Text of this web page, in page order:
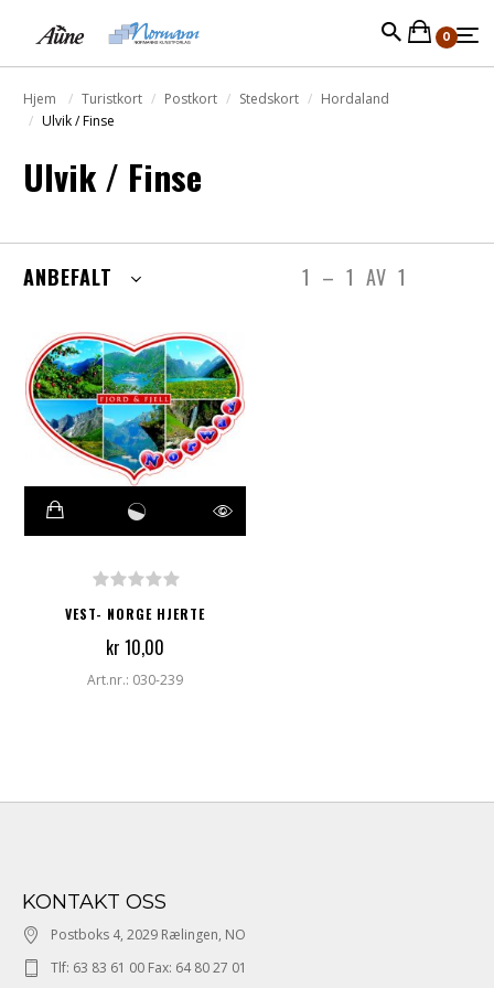
0
Hjem Turistkort Postkort Stedskort
Hordaland
Ulvik / Finse
Ulvik / Finse
1 – 1 AV 1
ANBEFALT
VEST- NORGE HJERTE
kr 10,00
Art.nr.: 030-239
KONTAKT OSS
Postboks 4, 2029 Rælingen, NO
Tlf: 63 83 61 00 Fax: 64 80 27 01